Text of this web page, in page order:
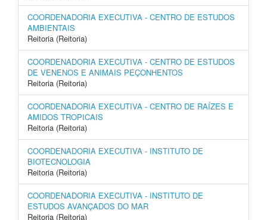
COORDENADORIA EXECUTIVA - CENTRO DE ESTUDOS
AMBIENTAIS
Reitoria (Reitoria)
COORDENADORIA EXECUTIVA - CENTRO DE ESTUDOS
DE VENENOS E ANIMAIS PEÇONHENTOS
Reitoria (Reitoria)
COORDENADORIA EXECUTIVA - CENTRO DE RAÍZES E
AMIDOS TROPICAIS
Reitoria (Reitoria)
COORDENADORIA EXECUTIVA - INSTITUTO DE
BIOTECNOLOGIA
Reitoria (Reitoria)
COORDENADORIA EXECUTIVA - INSTITUTO DE
ESTUDOS AVANÇADOS DO MAR
Reitoria (Reitoria)